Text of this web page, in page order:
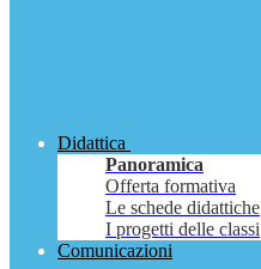
Didattica
Panoramica
Offerta formativa
Le schede didattiche
I progetti delle classi
Comunicazioni